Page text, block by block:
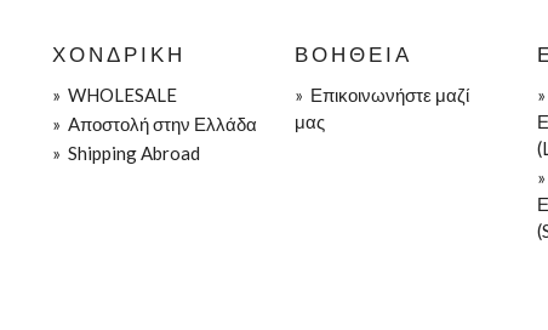
ΧΟΝΔΡΙΚΉ
» WHOLESALE
» Aποστολή στην Ελλάδα
» Shipping Abroad
ΒΟΉΘΕΙΑ
» Επικοινωνήστε μαζί
μας
»
»